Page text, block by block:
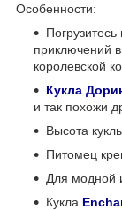
Особенности:
приключений
королевской
Кукла
и так похожи
Высота
Питомец
Для модной
Кукла